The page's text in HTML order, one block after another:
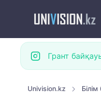
Грант
Univision.kz